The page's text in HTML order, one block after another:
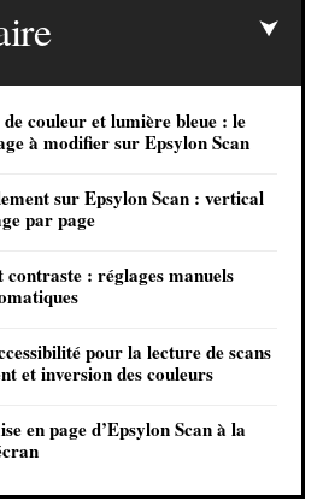
couleur et lumière bleue : le
à modifier sur Epsylon Scan
sur Epsylon Scan : vertical
par page
: réglages manuels
pour la lecture de scans
et inversion des couleurs
en page d’Epsylon Scan à la